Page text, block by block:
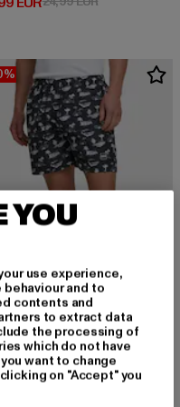
CLASSICS
Swim Shorts
EUR Preis: 17,99 EUR
29,99 EUR Aktionspreis:
YOU
use experience,
and to
contents and
to extract data
the processing of
which do not have
want to change
on "Accept" you